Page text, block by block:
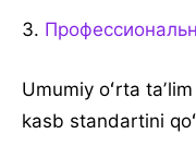
Umumiy oʻrta
kasb standartini